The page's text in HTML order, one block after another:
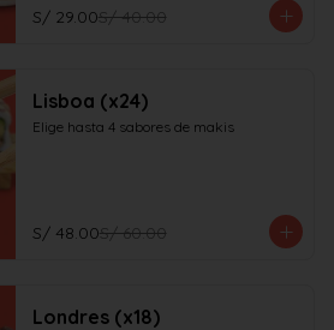
S/ 29.00S/ 40.00
Lisboa (x24)
Elige hasta 4 sabores de makis
S/ 48.00S/ 60.00
Londres (x18)